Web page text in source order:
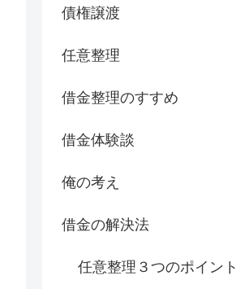
債権譲渡
任意整理
借金整理のすすめ
借金体験談
俺の考え
借金の解決法
任意整理３つのポイント